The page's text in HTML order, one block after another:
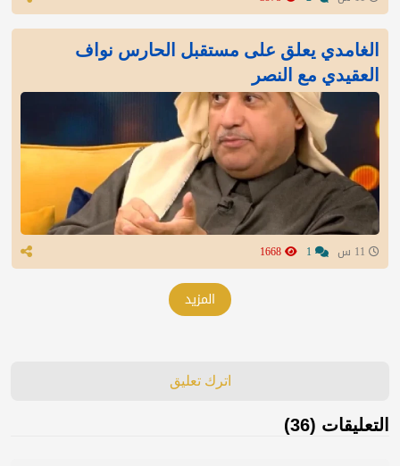
الغامدي يعلق على مستقبل الحارس نواف
العقيدي مع النصر
المزيد
اترك تعليق
التعليقات (36)